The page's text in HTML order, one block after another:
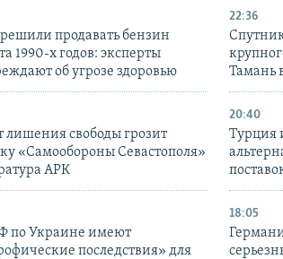
продавать бензин
1990-х годов: эксперты
об угрозе здоровью
22:36
Тамань
лишения свободы грозит
«Самообороны Севастополя»
АРК
20:40
Турция
по Украине имеют
последствия» для
18:05